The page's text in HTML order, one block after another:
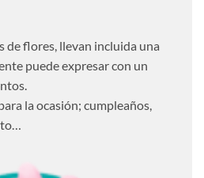
de flores, llevan incluida una
puede expresar con un
la ocasión; cumpleaños,